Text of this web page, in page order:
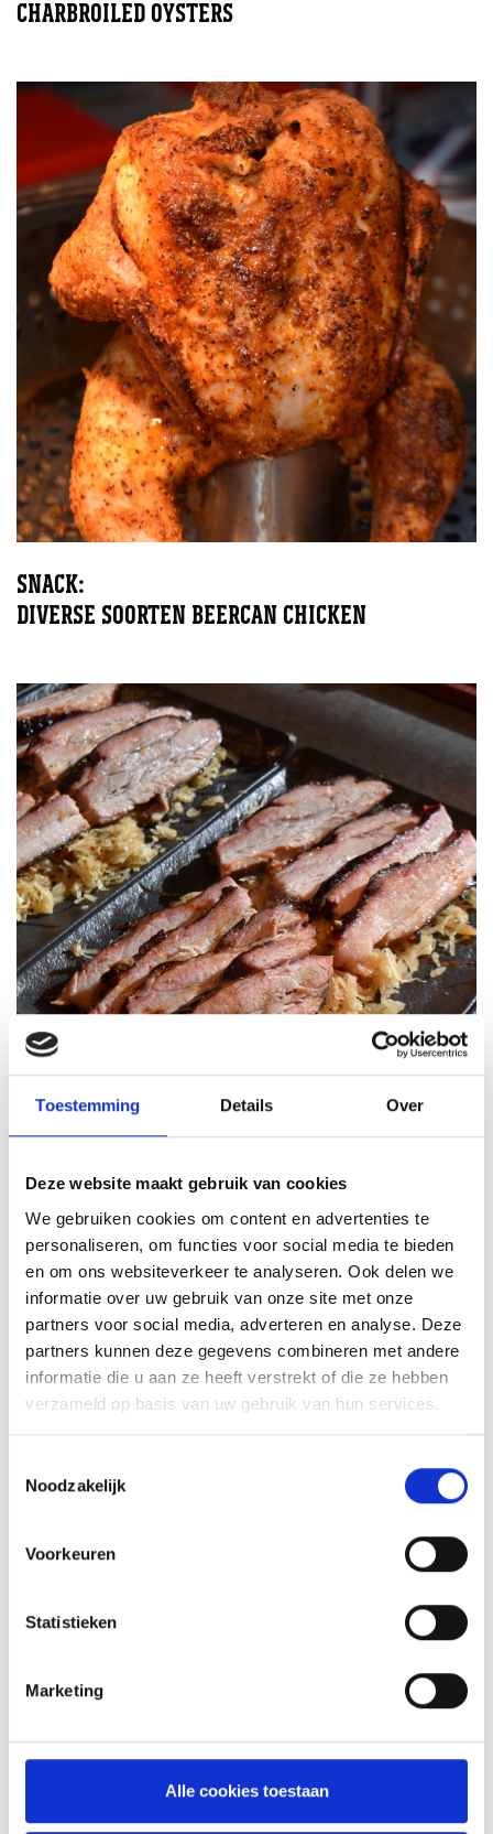
Toestemming Details Over
Deze website maakt gebruik van cookies
We gebruiken cookies om content en advertenties te
personaliseren, om functies voor social media te bieden
en om ons websiteverkeer te analyseren. Ook delen we
informatie over uw gebruik van onze site met onze
partners voor social media, adverteren en analyse. Deze
partners kunnen deze gegevens combineren met andere
informatie die u aan ze heeft verstrekt of die ze hebben
verzameld op basis van uw gebruik van hun services.
Noodzakelijk
Voorkeuren
Statistieken
Marketing
Alle cookies toestaan
CHARBROILED OYSTERS
SNACK:
DIVERSE SOORTEN BEERCAN CHICKEN
VOORGERECHT:
BUIKSPEK MET BIERGLAZE
ZUURKOOL GESTOOFD IN BIER
VOORGERECHT: